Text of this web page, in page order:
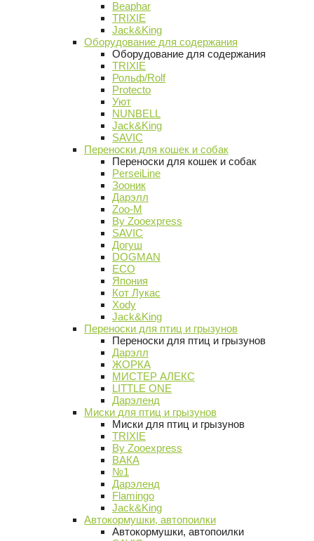
Beaphar
TRIXIE
Jack&King
Оборудование для содержания
Оборудование для содержания
TRIXIE
Рольф/Rolf
Protecto
Уют
NUNBELL
Jack&King
SAVIC
Переноски для кошек и собак
Переноски для кошек и собак
PerseiLine
Зооник
Дарэлл
Zoo-M
By Zooexpress
SAVIC
Догуш
DOGMAN
ECO
Япония
Кот Лукас
Xody
Jack&King
Переноски для птиц и грызунов
Переноски для птиц и грызунов
Дарэлл
ЖОРКА
МИСТЕР АЛЕКС
LITTLE ONE
Дарэленд
Миски для птиц и грызунов
Миски для птиц и грызунов
TRIXIE
By Zooexpress
ВАКА
№1
Дарэленд
Flamingo
Jack&King
Автокормушки, автопоилки
Автокормушки, автопоилки